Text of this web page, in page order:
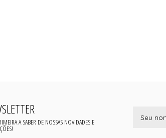
A SABER DE NOSSAS NOVIDADES E